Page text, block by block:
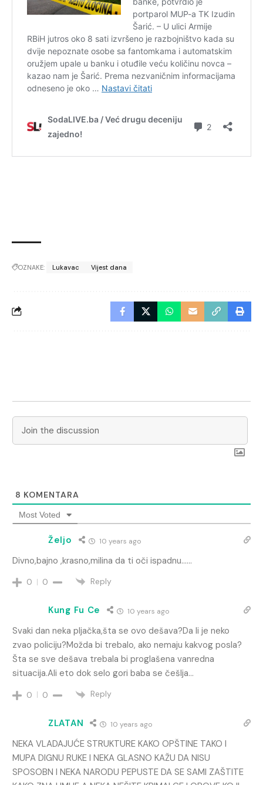
OZNAKE: Lukavac Vijest dana
8 KOMENTARA
Most Voted
Željo 10 years ago
Divno,bajno ,krasno,milina da ti oči ispadnu……
0 0 Reply
Kung Fu Ce 10 years ago
Svaki dan neka pljačka,šta se ovo dešava?Da li je neko
zvao policiju?Možda bi trebalo, ako nemaju kakvog posla?
Šta se sve dešava trebala bi proglašena vanredna
situacija.Ali eto dok selo gori baba se češlja…
0 0 Reply
ZLATAN 10 years ago
NEKA VLADAJUĆE STRUKTURE KAKO OPŠTINE TAKO I
MUPA DIGNU RUKE I NEKA GLASNO KAŽU DA NISU
SPOSOBN I NEKA NARODU PEPUSTE DA SE SAMI ZAŠTITE